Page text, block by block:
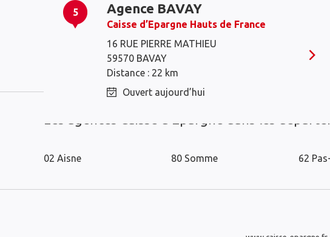
5 Agence BAVAY
Caisse d’Epargne Hauts de France
16 RUE PIERRE MATHIEU
59570 BAVAY
Distance : 22 km
Ouvert aujourd’hui
Les agences Caisse d’Epargne dans les
02 Aisne 80 Somme 62